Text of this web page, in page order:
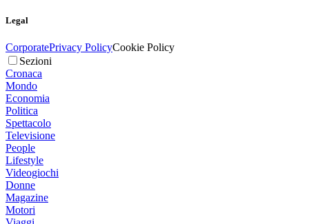
Legal
CorporatePrivacy PolicyCookie Policy
Sezioni
Cronaca
Mondo
Economia
Politica
Spettacolo
Televisione
People
Lifestyle
Videogiochi
Donne
Magazine
Motori